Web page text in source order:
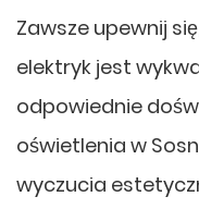
Zawsze upewnij
elektryk jest
odpowiednie
oświetlenia w
wyczucia